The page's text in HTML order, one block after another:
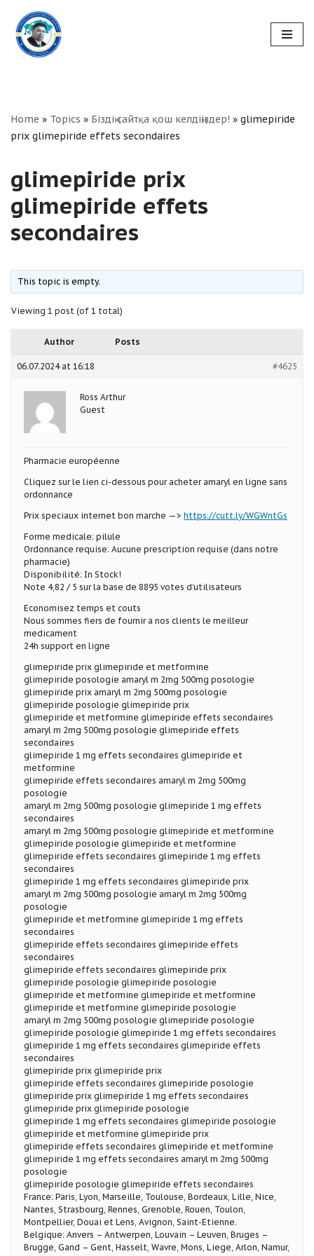
Skip
to
Home » Topics » Біздің сайтқа қош келдіңіздер! » glimepiride
prix glimepiride effets secondaires
glimepiride prix
glimepiride effets
secondaires
This topic is empty.
Viewing 1 post (of 1 total)
Author Posts
06.07.2024 at 16:18 #4625
Ross Arthur
Guest
Pharmacie européenne
Cliquez sur le lien ci-dessous pour acheter amaryl en ligne sans
ordonnance
Prix speciaux internet bon marche —> https://cutt.ly/WGWntGs
Forme medicale: pilule
Ordonnance requise: Aucune prescription requise (dans notre
pharmacie)
Disponibilité: In Stock!
Note 4,82 / 5 sur la base de 8895 votes d’utilisateurs
Economisez temps et couts
Nous sommes fiers de fournir a nos clients le meilleur
medicament
24h support en ligne
glimepiride prix glimepiride et metformine
glimepiride posologie amaryl m 2mg 500mg posologie
glimepiride prix amaryl m 2mg 500mg posologie
glimepiride posologie glimepiride prix
glimepiride et metformine glimepiride effets secondaires
amaryl m 2mg 500mg posologie glimepiride effets
secondaires
glimepiride 1 mg effets secondaires glimepiride et
metformine
glimepiride effets secondaires amaryl m 2mg 500mg
posologie
amaryl m 2mg 500mg posologie glimepiride 1 mg effets
secondaires
amaryl m 2mg 500mg posologie glimepiride et metformine
glimepiride posologie glimepiride et metformine
glimepiride effets secondaires glimepiride 1 mg effets
secondaires
glimepiride 1 mg effets secondaires glimepiride prix
amaryl m 2mg 500mg posologie amaryl m 2mg 500mg
posologie
glimepiride et metformine glimepiride 1 mg effets
secondaires
glimepiride effets secondaires glimepiride effets
secondaires
glimepiride effets secondaires glimepiride prix
glimepiride posologie glimepiride posologie
glimepiride et metformine glimepiride et metformine
glimepiride et metformine glimepiride posologie
amaryl m 2mg 500mg posologie glimepiride posologie
glimepiride posologie glimepiride 1 mg effets secondaires
glimepiride 1 mg effets secondaires glimepiride effets
secondaires
glimepiride prix glimepiride prix
glimepiride effets secondaires glimepiride posologie
glimepiride prix glimepiride 1 mg effets secondaires
glimepiride prix glimepiride posologie
glimepiride 1 mg effets secondaires glimepiride posologie
glimepiride et metformine glimepiride prix
glimepiride effets secondaires glimepiride et metformine
glimepiride 1 mg effets secondaires amaryl m 2mg 500mg
posologie
glimepiride posologie glimepiride effets secondaires
France: Paris, Lyon, Marseille, Toulouse, Bordeaux, Lille, Nice,
Nantes, Strasbourg, Rennes, Grenoble, Rouen, Toulon,
Montpellier, Douai et Lens, Avignon, Saint-Etienne.
Belgique: Anvers – Antwerpen, Louvain – Leuven, Bruges –
Brugge, Gand – Gent, Hasselt, Wavre, Mons, Liege, Arlon, Namur,